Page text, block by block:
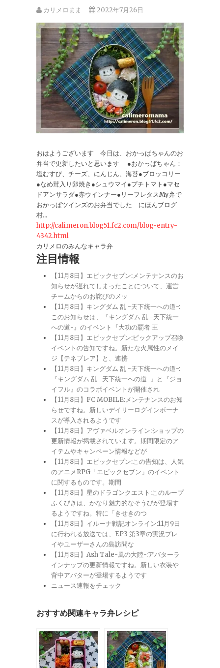
カリメロまま 2022年7月26日
おはようございます 今日は、おかっぱちゃんのお
弁当で更新したいと思います ●おかっぱちゃん：
塩むすび、チーズ、にんじん、海苔●ブロッコリー
●なめ茸入り卵焼き●シュウマイ●プチトマト●マセ
ドアンサラダ●赤ウインナー●リーフレタスMy弁で
おかっぱツインズのお弁当でした にほんブログ
村...
http://calimeron.blog51.fc2.com/blog-entry-
4342.html
カリメロのみんなキャラ弁
注目情報
【11月8日】エピックセブン:メンテナンスのお
知らせが遅れてしまったことについて、運営
チームからのお詫びのメッ
【11月8日】キングダム 乱 -天下統一への道-:
このお知らせは、『キングダム 乱 -天下統一
への道-』のイベント『大功の覇者 王
【11月8日】エピックセブン:ピックアップ召喚
イベントの告知ですね。新たな火属性のメイ
ジ【テネブレア】と、連携
【11月8日】キングダム 乱 -天下統一への道-:
『キングダム 乱 -天下統一への道-』と『ジョ
イフル』のコラボイベントが開催され
【11月8日】FC MOBILE:メンテナンスのお知
らせですね。新しいデイリーログインボーナ
スが導入されるようです
【11月8日】アヴァベルオンライン:ショップの
更新情報が掲載されています。期間限定のア
イテムやキャンペーン情報などが
【11月8日】エピックセブン:この告知は、人気
のアニメRPG「エピックセブン」のイベント
に関するものです。期間
【11月8日】星のドラゴンクエスト:このループ
ふくびきは、かなり魅力的なそうびが登場す
るようですね。特に「きせきのつ
【11月8日】イルーナ戦記オンライン:11月9日
に行われる放送では、EP3 第3章の実況プレ
イやユーザーさんの島訪問な
【11月8日】Ash Tale-風の大陸-:アバターラ
インナップの更新情報ですね。新しい衣装や
背中アバターが登場するようです
ニュース速報をチェック
おすすめ関連キャラ弁レシピ